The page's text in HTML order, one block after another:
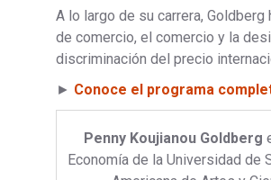
A lo largo de su carrera,
de comercio, el comercio y la
discriminación del precio
► Conoce el programa
Penny Koujianou Goldberg
Economía de la Universidad de